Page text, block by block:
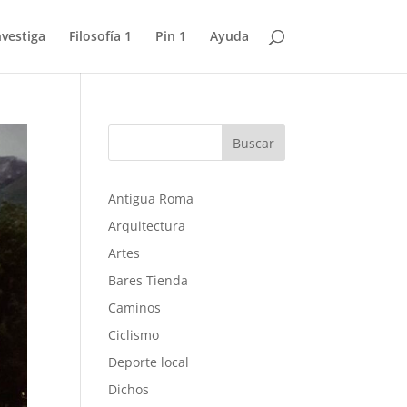
Filosofía 1 Pin 1 Ayuda
Buscar
Antigua Roma
Arquitectura
Artes
Bares Tienda
Caminos
Ciclismo
Deporte local
Dichos